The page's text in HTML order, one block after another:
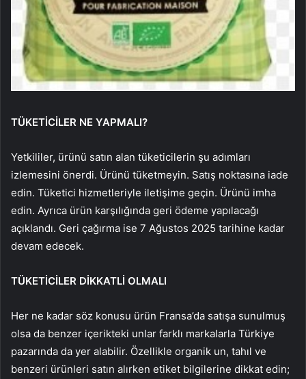
TÜKETİCİLER NE YAPMALI?
Yetkililer, ürünü satın alan tüketicilerin şu adımları
izlemesini önerdi. Ürünü tüketmeyin. Satış noktasına iade
edin. Tüketici hizmetleriyle iletişime geçin. Ürünü imha
edin. Ayrıca ürün karşılığında geri ödeme yapılacağı
açıklandı. Geri çağırma ise 7 Ağustos 2025 tarihine kadar
devam edecek.
TÜKETİCİLER DİKKATLİ OLMALI
Her ne kadar söz konusu ürün Fransa’da satışa sunulmuş
olsa da benzer içerikteki unlar farklı markalarla Türkiye
pazarında da yer alabilir. Özellikle organik un, tahıl ve
benzeri ürünleri satın alırken etiket bilgilerine dikkat edin;